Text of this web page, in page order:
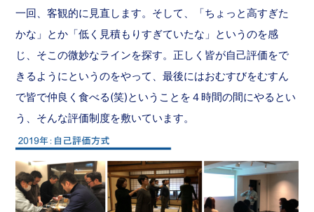
一回、客観的に見直します。そして、「ちょっと高すぎた
かな」とか「低く見積もりすぎていたな」というのを感
じ、そこの微妙なラインを探す。正しく皆が自己評価をで
きるようにというのをやって、最後にはおむすびをむすん
で皆で仲良く食べる(笑)ということを４時間の間にやるとい
う、そんな評価制度を敷いています。